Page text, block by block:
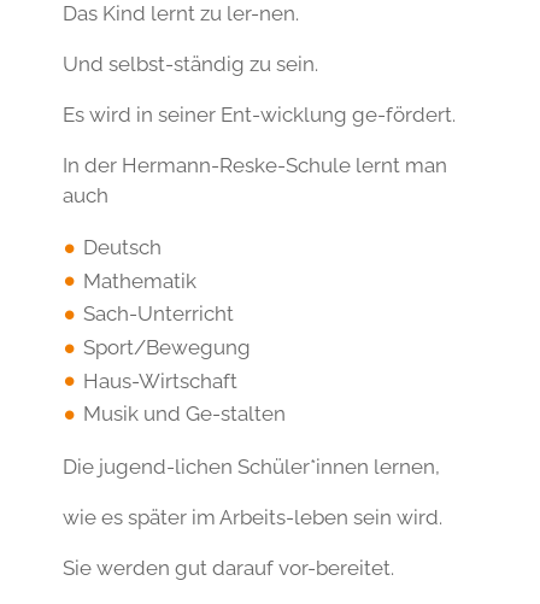
Das Kind lernt zu ler-nen.
Und selbst-ständig zu sein.
Es wird in seiner Ent-wicklung ge-fördert.
In der Hermann-Reske-Schule lernt man
auch
Deutsch
Mathematik
Sach-Unterricht
Sport/Bewegung
Haus-Wirtschaft
Musik und Ge-stalten
Die jugend-lichen Schüler*innen lernen,
wie es später im Arbeits-leben sein wird.
Sie werden gut darauf vor-bereitet.